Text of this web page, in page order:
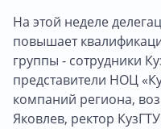
На этой неделе
повышает
группы - сотрудники
представители НОЦ
компаний региона,
Яковлев, ректор